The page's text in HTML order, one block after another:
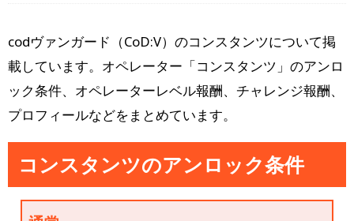
codヴァンガード（CoD:V）のコンスタンツについて掲
載しています。オペレーター「コンスタンツ」のアンロ
ック条件、オペレーターレベル報酬、チャレンジ報酬、
プロフィールなどをまとめています。
コンスタンツのアンロック条件